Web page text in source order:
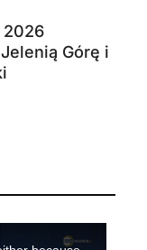
2026
Górę i